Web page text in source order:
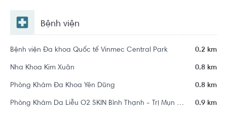
Bệnh viện
Bệnh viện Đa khoa Quốc tế Vinmec Central Park 0.2 km
Nha Khoa Kim Xuân 0.8 km
Phòng Khám Đa Khoa Yên Dũng 0.8 km
Phòng Khám Da Liễu O2 SKIN Bình Thạnh - Trị Mụn Chuẩn Y Khoa 0.9 km